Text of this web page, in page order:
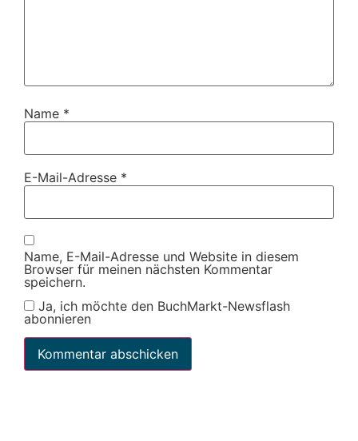
Name *
E-Mail-Adresse *
Name, E-Mail-Adresse und Website in diesem
Browser für meinen nächsten Kommentar
speichern.
Ja, ich möchte den BuchMarkt-Newsflash
abonnieren